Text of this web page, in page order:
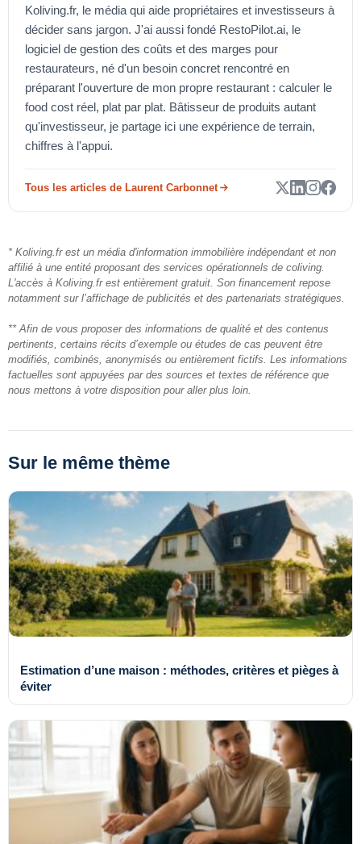
Koliving.fr, le média qui aide propriétaires et investisseurs à
décider sans jargon. J'ai aussi fondé RestoPilot.ai, le
logiciel de gestion des coûts et des marges pour
restaurateurs, né d'un besoin concret rencontré en
préparant l'ouverture de mon propre restaurant : calculer le
food cost réel, plat par plat. Bâtisseur de produits autant
qu'investisseur, je partage ici une expérience de terrain,
chiffres à l'appui.
Tous les articles de Laurent Carbonnet
* Koliving.fr est un média d'information immobilière indépendant et non
affilié à une entité proposant des services opérationnels de coliving.
L'accès à Koliving.fr est entièrement gratuit. Son financement repose
notamment sur l’affichage de publicités et des partenariats stratégiques.
** Afin de vous proposer des informations de qualité et des contenus
pertinents, certains récits d’exemple ou études de cas peuvent être
modifiés, combinés, anonymisés ou entièrement fictifs. Les informations
factuelles sont appuyées par des sources et textes de référence que
nous mettons à votre disposition pour aller plus loin.
Sur le même thème
Estimation d’une maison : méthodes, critères et pièges à
éviter